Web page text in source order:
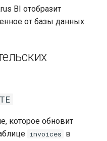
BI отобразит
от базы данных.
которое обновит
invoices в